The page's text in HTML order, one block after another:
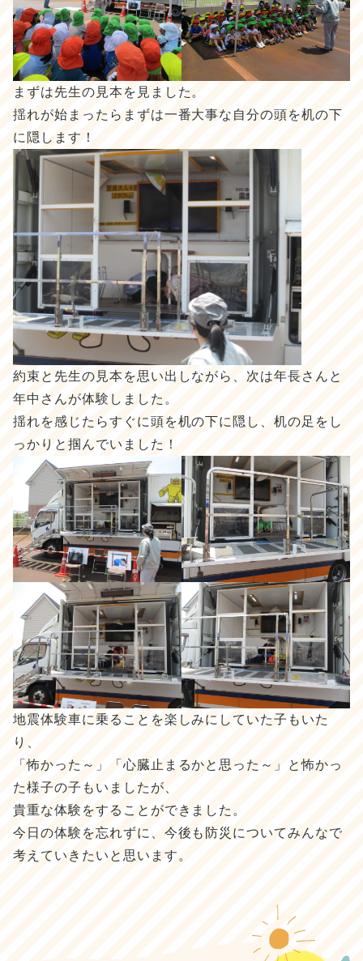
まずは先生の見本を見ました。
揺れが始まったらまずは一番大事な自分の頭を机の下
に隠します！
約束と先生の見本を思い出しながら、次は年長さんと
年中さんが体験しました。
揺れを感じたらすぐに頭を机の下に隠し、机の足をし
っかりと掴んでいました！
地震体験車に乗ることを楽しみにしていた子もいた
り、
「怖かった～」「心臓止まるかと思った～」と怖かっ
た様子の子もいましたが、
貴重な体験をすることができました。
今日の体験を忘れずに、今後も防災についてみんなで
考えていきたいと思います。